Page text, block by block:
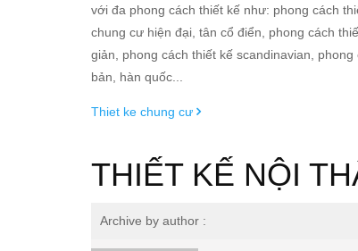
với đa phong cách thiết kế như: phong cách
chung cư hiện đại, tân cổ điển, phong cách
giản, phong cách thiết kế scandinavian, phong
bản, hàn quốc...
Thiet ke chung cư
THIẾT KẾ NỘI
Archive by author :